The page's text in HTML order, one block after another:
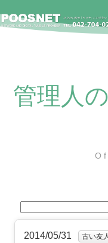
管理人
2014/05/31 古い友